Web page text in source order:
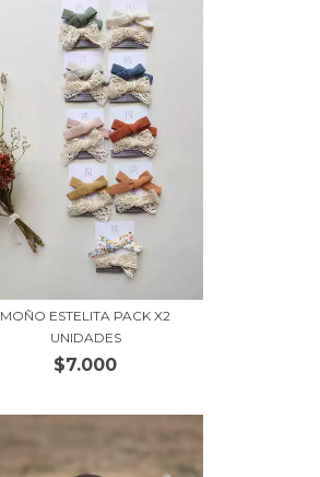
MOÑO ESTELITA PACK X2
UNIDADES
$7.000